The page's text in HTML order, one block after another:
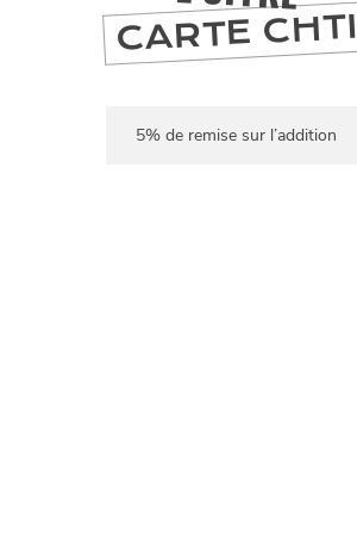
CARTE CHTI
5% de remise sur l’addition